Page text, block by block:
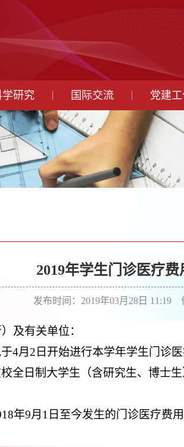
学研究 国际交流 党建
2019年学生门诊医疗费
发布时间：2019年03月28日
及有关单位：
4月2日开始进行本学年学生门诊
全日制大学生（含研究生、博士
18年9月1日至今发生的门诊医疗费用